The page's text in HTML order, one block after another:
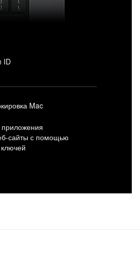
ID
Mac
приложения
сайты с помощью
ключей